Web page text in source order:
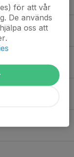
JANUARI
för att vår
De används
oss att